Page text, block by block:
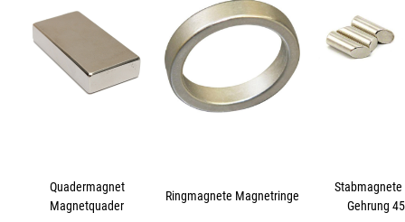
Quadermagnet
Magnetquader
Ringmagnete Magnetringe
Gehrung